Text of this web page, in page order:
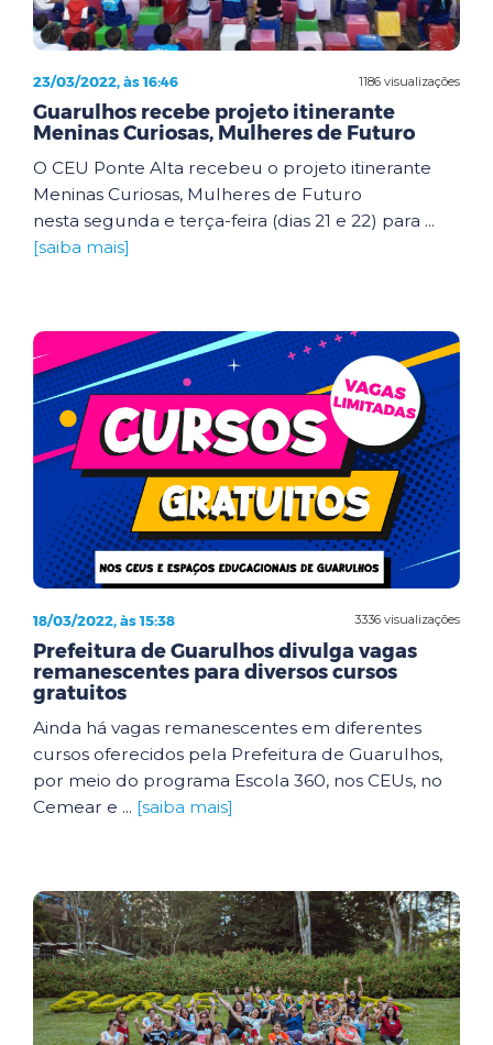
1186 visualizações
23/03/2022, às 16:46
Guarulhos recebe projeto itinerante
Meninas Curiosas, Mulheres de Futuro
O CEU Ponte Alta recebeu o projeto itinerante
Meninas Curiosas, Mulheres de Futuro
nesta segunda e terça-feira (dias 21 e 22) para ...
[saiba mais]
3336 visualizações
18/03/2022, às 15:38
Prefeitura de Guarulhos divulga vagas
remanescentes para diversos cursos
gratuitos
Ainda há vagas remanescentes em diferentes
cursos oferecidos pela Prefeitura de Guarulhos,
por meio do programa Escola 360, nos CEUs, no
Cemear e ... [saiba mais]